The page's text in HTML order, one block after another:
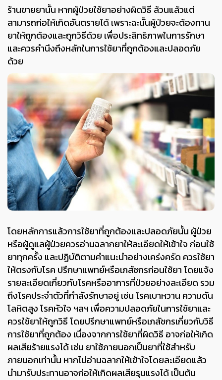
ร้านขายยานั้น หากผู้ป่วยใช้ยาอย่างผิดวิธี ล้วนแล้วแต่
สามารถก่อให้เกิดอันตรายได้ เพราะฉะนั้นผู้ป่วยจะต้องทาน
ยาให้ถูกต้องและถูกวิธีด้วย เพื่อประสิทธิภาพในการรักษา
และควรคำนึงถึงหลักในการใช้ยาที่ถูกต้องและปลอดภัย
ด้วย
โดยหลักการแล้วการใช้ยาที่ถูกต้องและปลอดภัยนั้น ผู้ป่วย
หรือผู้ดูแลผู้ป่วยควรอ่านฉลากยาให้ละเอียดให้เข้าใจ ก่อนใช้
ยาทุกครั้ง และปฏิบัติตามคำแนะนำอย่างเคร่งครัด ควรใช้ยา
ให้ตรงกับโรค ปรึกษาแพทย์หรือเภสัชกรก่อนใช้ยา โดยแจ้ง
รายละเอียดเกี่ยวกับโรคหรืออาการที่ป่วยอย่างละเอียด รวม
ถึงโรคประจำตัวที่กำลังรักษาอยู่ เช่น โรคเบาหวาน ความดัน
โลหิตสูง โรคหัวใจ ฯลฯ เพื่อความปลอดภัยในการใช้ยาและ
ควรใช้ยาให้ถูกวิธี โดยปรึกษาแพทย์หรือเภสัชกรเกี่ยวกับวิธี
การใช้ยาที่ถูกต้อง เนื่องจากการใช้ยาที่ผิดวิธี อาจก่อให้เกิด
ผลเสียร้ายแรงได้ เช่น ยาใช้ภายนอกเป็นยาที่ใช้สำหรับ
ภายนอกเท่านั้น หากไม่อ่านฉลากให้เข้าใจโดยละเอียดแล้ว
นำมารับประทานอาจก่อให้เกิดผลเสียรุนแรงได้ เป็นต้น